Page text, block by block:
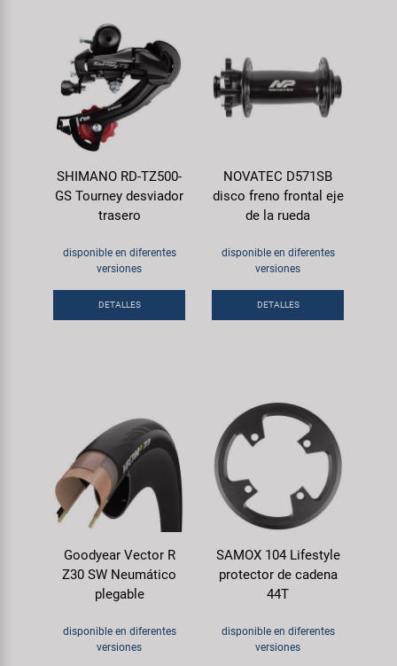
SHIMANO RD-TZ500-
GS Tourney desviador
trasero
disponible en diferentes
versiones
DETALLES
NOVATEC D571SB
disco freno frontal eje
de la rueda
disponible en diferentes
versiones
DETALLES
Goodyear Vector R
Z30 SW Neumático
plegable
disponible en diferentes
versiones
SAMOX 104 Lifestyle
protector de cadena
44T
disponible en diferentes
versiones